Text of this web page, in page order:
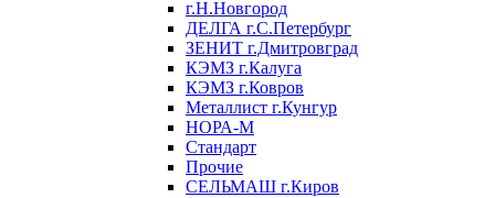
г.Н.Новгород
ДЕЛГА г.С.Петербург
ЗЕНИТ г.Дмитровград
КЭМЗ г.Калуга
КЭМЗ г.Ковров
Металлист г.Кунгур
НОРА-М
Стандарт
Прочие
СЕЛЬМАШ г.Киров